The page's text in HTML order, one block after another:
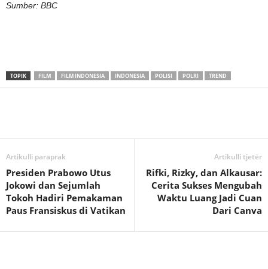
Sumber: BBC
TOPIK FILM FILM INDONESIA INDONESIA POLISI POLRI TREND
Artikulli paraprak
Presiden Prabowo Utus
Jokowi dan Sejumlah
Tokoh Hadiri Pemakaman
Paus Fransiskus di Vatikan
Artikulli tjetër
Rifki, Rizky, dan Alkausar:
Cerita Sukses Mengubah
Waktu Luang Jadi Cuan
Dari Canva